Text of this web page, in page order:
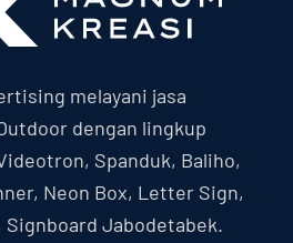
melayani jasa
dengan lingkup
Spanduk, Baliho,
Neon Box, Letter Sign,
Signboard Jabodetabek.